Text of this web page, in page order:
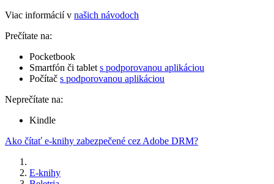
Viac informácií v našich návodoch
Prečítate na:
Pocketbook
Smartfón či tablet s podporovanou aplikáciou
Počítač s podporovanou aplikáciou
Neprečítate na:
Kindle
Ako čítať e-knihy zabezpečené cez Adobe DRM?
E-knihy